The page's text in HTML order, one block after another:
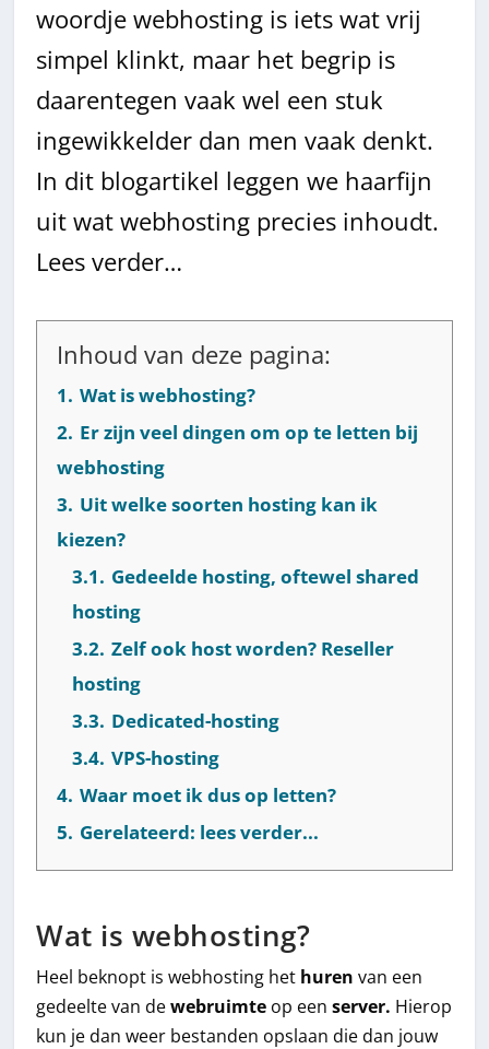
woordje webhosting is iets wat vrij
simpel klinkt, maar het begrip is
daarentegen vaak wel een stuk
ingewikkelder dan men vaak denkt.
In dit blogartikel leggen we haarfijn
uit wat webhosting precies inhoudt.
Lees verder…
Inhoud van deze pagina:
1. Wat is webhosting?
2. Er zijn veel dingen om op te letten bij
webhosting
3. Uit welke soorten hosting kan ik
kiezen?
3.1. Gedeelde hosting, oftewel shared
hosting
3.2. Zelf ook host worden? Reseller
hosting
3.3. Dedicated-hosting
3.4. VPS-hosting
4. Waar moet ik dus op letten?
5. Gerelateerd: lees verder...
Wat is webhosting?
Heel beknopt is webhosting het hurenvan een
gedeelte van dewebruimte op eenserver. Hierop
kun je dan weer bestanden opslaan die dan jouw